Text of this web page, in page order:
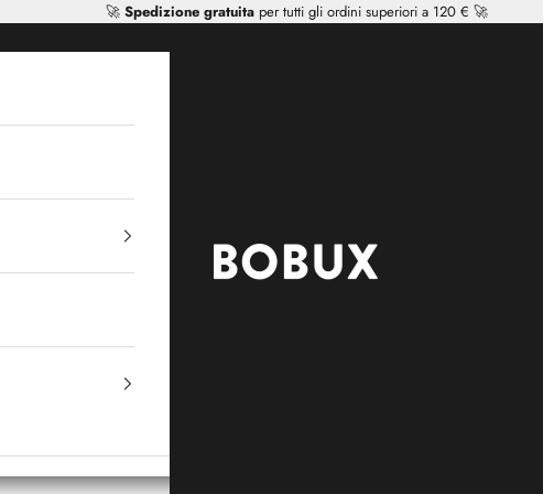
🚀 Spedizione gratuitaper tutti gli ordini superiori a 120 € 🚀
Mr Tiggle - Distributor